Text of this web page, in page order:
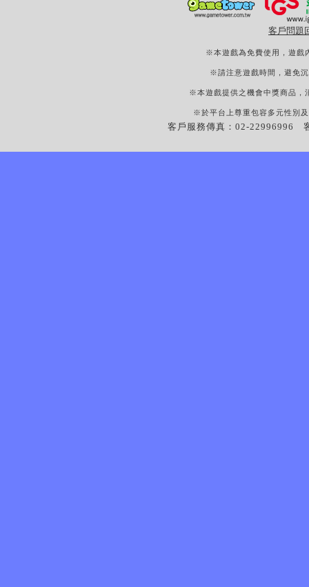
客戶問題
※本遊戲為免費使用，遊戲
※請注意遊戲時間，避免
※本遊戲提供之機會中獎商品，
※於平台上尊重包容多元性別
客戶服務傳真：02-22996996